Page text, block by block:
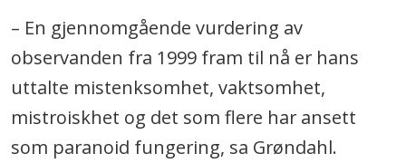
– En gjennomgående vurdering av
observanden fra 1999 fram til nå er hans
uttalte mistenksomhet, vaktsomhet,
mistroiskhet og det som flere har ansett
som paranoid fungering, sa Grøndahl.